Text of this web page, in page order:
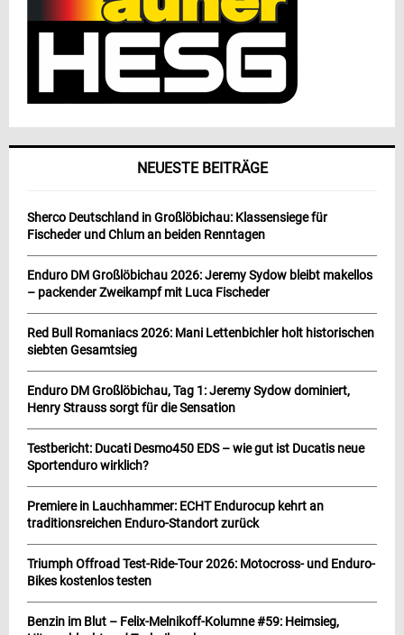
NEUESTE BEITRÄGE
Sherco Deutschland in Großlöbichau: Klassensiege für
Fischeder und Chlum an beiden Renntagen
Enduro DM Großlöbichau 2026: Jeremy Sydow bleibt makellos
– packender Zweikampf mit Luca Fischeder
Red Bull Romaniacs 2026: Mani Lettenbichler holt historischen
siebten Gesamtsieg
Enduro DM Großlöbichau, Tag 1: Jeremy Sydow dominiert,
Henry Strauss sorgt für die Sensation
Testbericht: Ducati Desmo450 EDS – wie gut ist Ducatis neue
Sportenduro wirklich?
Premiere in Lauchhammer: ECHT Endurocup kehrt an
traditionsreichen Enduro-Standort zurück
Triumph Offroad Test-Ride-Tour 2026: Motocross- und Enduro-
Bikes kostenlos testen
Benzin im Blut – Felix-Melnikoff-Kolumne #59: Heimsieg,